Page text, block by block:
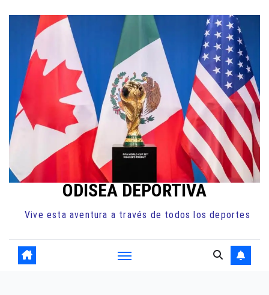
contenido
ODISEA DEPORTIVA
Vive esta aventura a través de todos los deportes